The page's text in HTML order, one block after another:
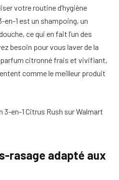
votre routine d’hygiène
en-1 est un shampoing, un
ce qui en fait l’un des
besoin pour vous laver de la
parfum citronné frais et vivifiant,
comme le meilleur produit
3-en-1 Citrus Rush sur Walmart
rasage adapté aux